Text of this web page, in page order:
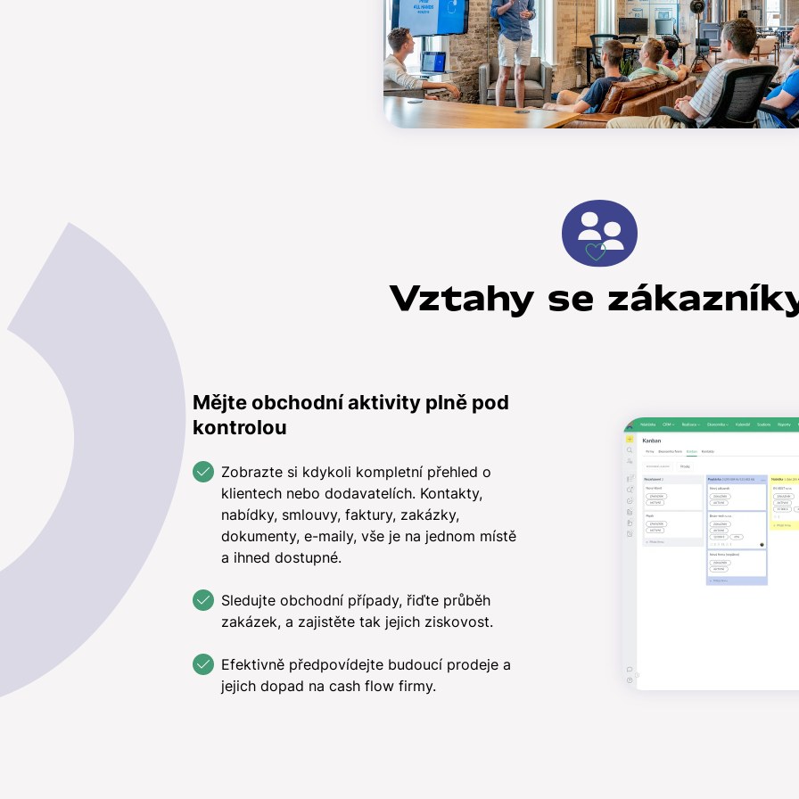
Vztahy se
Mějte obchodní aktivity plně pod
kontrolou
Zobrazte si kdykoli kompletní přehled o
klientech nebo dodavatelích. Kontakty,
nabídky, smlouvy, faktury, zakázky,
dokumenty, e-maily, vše je na jednom místě
a ihned dostupné.
Sledujte obchodní případy, řiďte průběh
zakázek, a zajistěte tak jejich ziskovost.
Efektivně předpovídejte budoucí prodeje a
jejich dopad na cash flow firmy.